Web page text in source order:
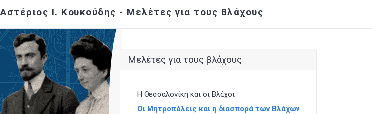
Αστέριος Ι. Κουκούδης - Μελέτες για τους Βλάχους
Μελέτες για τους βλάχους
Η Θεσσαλονίκη και οι Βλάχοι
Οι Μητροπόλεις και η διασπορά των Βλάχων